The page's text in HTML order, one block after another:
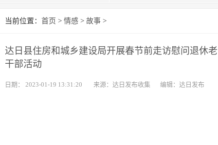
当前位置： 首页 > 情感 > 故事 >
达日县住房和城乡建设局开展春节前走访慰问退休老
干部活动
日期： 2023-01-19 13:31:20 来源：达日发布收集 编辑：达日发布